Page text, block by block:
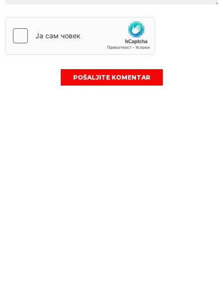
POŠALJITE KOMENTAR